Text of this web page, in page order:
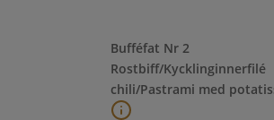
Bufféfat Nr 2
Rostbiff/Kycklinginnerfilé
chili/Pastrami med